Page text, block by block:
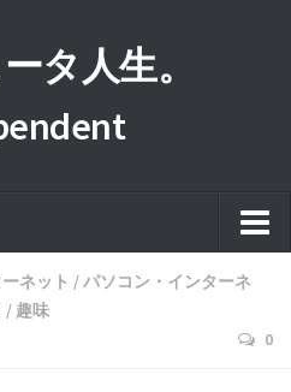
タ人生。
ネット /パソコン・インターネ
/ 趣味
0